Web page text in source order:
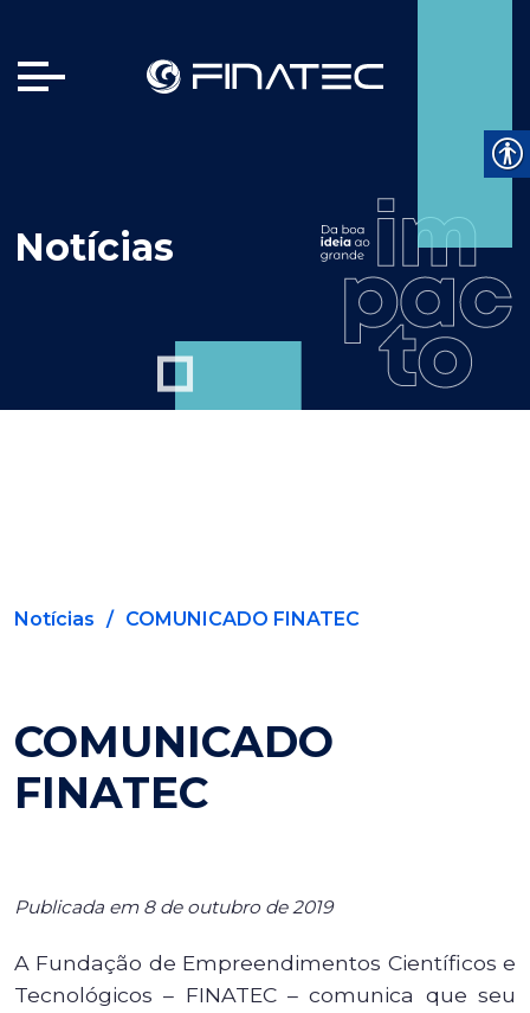
Notícias
Notícias / COMUNICADO FINATEC
COMUNICADO
FINATEC
Publicada em 8 de outubro de 2019
A Fundação de Empreendimentos Científicos e
Tecnológicos – FINATEC – comunica que seu